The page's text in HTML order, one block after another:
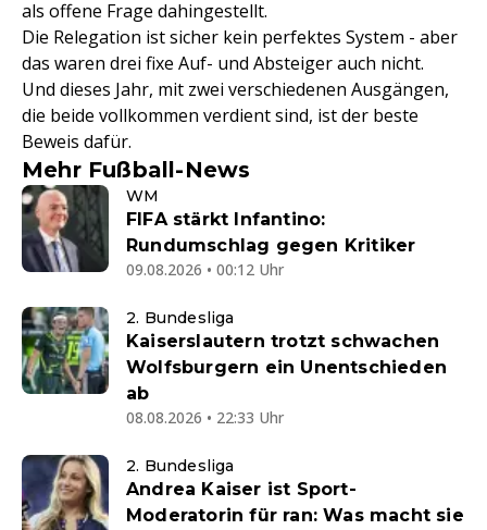
als offene Frage dahingestellt.
Die Relegation ist sicher kein perfektes System - aber
das waren drei fixe Auf- und Absteiger auch nicht.
Und dieses Jahr, mit zwei verschiedenen Ausgängen,
die beide vollkommen verdient sind, ist der beste
Beweis dafür.
Mehr Fußball-News
WM
FIFA stärkt Infantino:
Rundumschlag gegen Kritiker
09.08.2026 • 00:12 Uhr
2. Bundesliga
Kaiserslautern trotzt schwachen
Wolfsburgern ein Unentschieden
ab
08.08.2026 • 22:33 Uhr
2. Bundesliga
Andrea Kaiser ist Sport-
Moderatorin für ran: Was macht sie